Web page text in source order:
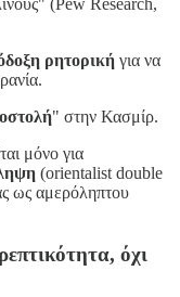
(Pew Research,
ρητορική για να
" στην Κασμίρ.
μόνο για
(orientalist double
ως αμερόληπτου
όχι